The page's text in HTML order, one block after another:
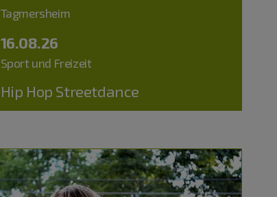
Tagmersheim
16.08.26
Sport und Freizeit
Hip Hop Streetdance